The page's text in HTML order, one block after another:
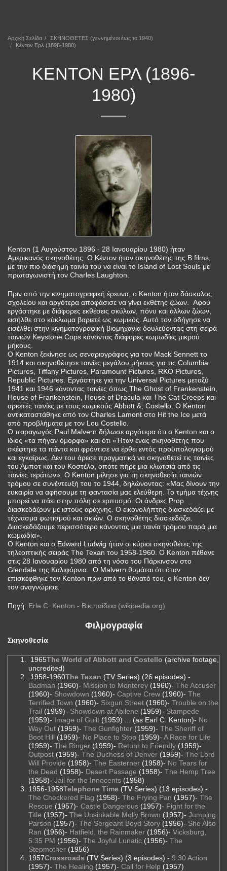
Αρχική Σελίδα
ΣΚΗΝΟΘΕΤΕΣ (γεννημένοι έως το 1940)
Κέντον Ερλ (1896-1980)
ΚΈΝΤΟΝ ΕΡΛ (1896-
1980)
Kenton (1 Αυγούστου 1896 - 28 Ιανουαρίου 1980) ήταν
Αμερικανός σκηνοθέτης. Ο Κέντον ήταν σκηνοθέτης της B films,
με την πιο διάσημη ταινία του να είναι το Island of Lost Souls με
πρωταγωνιστή τον Charles Laughton.
Πριν από την κινηματογραφική έρευνα, ο Kenton ήταν δάσκαλος
σχολείου και αργότερα αποφάσισε να γίνει εκθέτης ζώων. Αφού
εργάστηκε με διάφορες εκθέσεις σκύλων, πόνυ και άλλων ζώων,
εισήλθε στο κύκλωμα βαριετέ ως κωμικός. Αυτό τον οδήγησε να
εισέλθει στην κινηματογραφική βιομηχανία δουλεύοντας στη σειρά
ταινιών Keystone Cops κάνοντας διάφορες κωμωδίες μικρού
μήκους.
Ο Kenton ξεκίνησε ως σεναριογράφος για τον Mack Sennett το
1914 και σκηνοθέτησε ταινίες μεγάλου μήκους για τις Columbia
Pictures, Tiffany Pictures, Paramount Pictures, RKO Pictures,
Republic Pictures. Εργάστηκε για την Universal Pictures μεταξύ
1941 και 1946 κάνοντας ταινίες όπως The Ghost of Frankenstein,
House of Frankenstein, House of Dracula και The Cat Creeps και
αρκετές ταινίες με τους κωμικούς Abbott &; Costello. Ο Kenton
αντικαταστάθηκε από τον Charles Lamont στο Hit the Ice μετά
από προβλήματα με τον Lou Costello.
Ο παραγωγός Paul Malvern δήλωσε αργότερα ότι ο Kenton και ο
ίδιος «τα πήγαν όμορφα» και ότι «Ήταν ένας σκηνοθέτης που
σκέφτηκε τα πάντα και φρόντισε να έρθει εντός προϋπολογισμού
και εγκαίρως. Δεν του άρεσε πραγματικά να σκηνοθετεί τις ταινίες
του Άμποτ και του Κοστέλο, οπότε πήρε μια κλωτσιά από τις
ταινίες τεράτων». Ο Kenton μίλησε για τη σκηνοθεσία ταινιών
τρόμου σε συνέντευξή του το 1944, δηλώνοντας: «Μας δίνουν την
ευκαιρία να αφήσουμε τη φαντασία μας ελεύθερη. Το τμήμα τέχνης
μπορεί να πάει στην πόλη σε ερπυσμό. Οι άνδρες Prop
διασκεδάζουν με ιστούς αράχνης. Ο εικονολήπτης διασκεδάζει με
τέχνασμα φωτισμού και σκιών. Ο σκηνοθέτης διασκεδάζει.
Διασκεδάζουμε περισσότερο κάνοντας μια ταινία τρόμου παρά μια
κωμωδία».
Ο Kenton και ο Edward Ludwig ήταν οι κύριοι σκηνοθέτες της
τηλεοπτικής σειράς The Texan του 1958-1960. Ο Kenton πέθανε
στις 28 Ιανουαρίου 1980 από τη νόσο του Πάρκινσον στο
Glendale της Καλιφόρνια. Ο Malvern θυμάται ότι όταν
επισκέφθηκε τον Kenton πριν από το θάνατό του, ο Kenton δεν
τον αναγνώρισε.
Πηγή: Erle C. Kenton - Βικιπαίδεια (wikipedia.org)
Φιλμογραφία
Σκηνοθεσία
1965The World of Abbott and Costello (archive footage,
uncredited)
1958-1960The Texan (TV Series) (26 episodes) -
Badman (1960)- Mission to Monterey (1960)- The Accuser
(1960)- Showdown (1960)- Captive Crew (1960)- The
Terrified Town (1960)- Sixgun Street (1960)- Trouble on the
Trail (1959)- Showdown at Abilene (1959)- Stampede
(1959)- Image of Guilt (1959) ... (as Earl C. Kenton)- No
Way Out (1959)- The Gunfighter (1959)- The Sheriff of
Boot Hill (1959)- No Place to Stop (1959)- A Race for Life
(1959)- The Ringer (1959)- Return to Friendly (1959)-
Outpost (1959)- The Duchess of Denver (1959)- The Lord
Will Provide (1958)- The Easterner (1958)- No Tears for
the Dead (1958)- Desert Passage (1958)- The Hemp Tree
(1958)- Jail for the Innocents (1958)
1956-1958Telephone Time (TV Series) (13 episodes) -
The Checkered Flag (1958)- The Frying Pan (1957)- The
Rescue (1957)- Castle Dangerous (1957)- Fight for the
Title (1957)- The Unsinkable Molly Brown (1957)- Jumping
Parson (1957)- The Sergeant Boyd Story (1956)- She Also
Ran (1956)- Hatfield, the Rainmaker (1956)- Vicksburg,
5:35 PM (1956)- The Joyful Lunatic (1956)- The
Stepmother (1956)
1957Crossroads (TV Series) (3 episodes) - 9:30 Action
(1957)- The Healing (1957)- Call for Help (1957)